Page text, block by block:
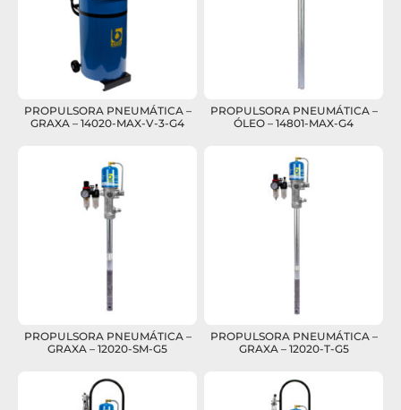
PROPULSORA PNEUMÁTICA –
GRAXA – 14020-MAX-V-3-G4
PROPULSORA PNEUMÁTICA –
ÓLEO – 14801-MAX-G4
PROPULSORA PNEUMÁTICA –
GRAXA – 12020-SM-G5
PROPULSORA PNEUMÁTICA –
GRAXA – 12020-T-G5